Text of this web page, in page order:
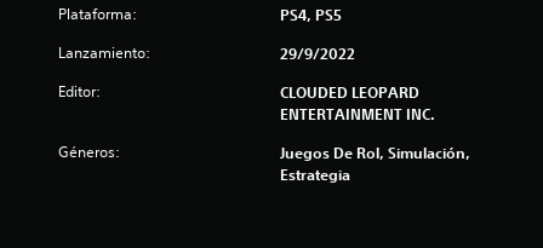
Plataforma: PS4, PS5
Lanzamiento: 29/9/2022
Editor:
CLOUDED LEOPARD
ENTERTAINMENT INC.
Géneros:
Juegos De Rol, Simulación,
Estrategia